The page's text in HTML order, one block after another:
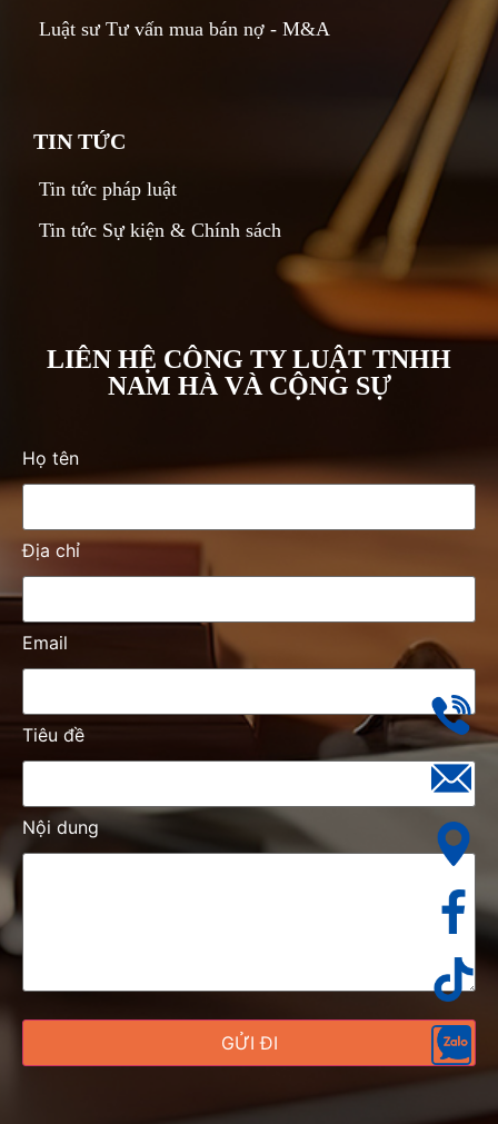
Luật sư Tư vấn mua bán nợ - M&A
TIN TỨC
Tin tức pháp luật
Tin tức Sự kiện & Chính sách
LIÊN HỆ CÔNG TY LUẬT TNHH
NAM HÀ VÀ CỘNG SỰ
Họ tên
Địa chỉ
Email
Tiêu đề
Nội dung